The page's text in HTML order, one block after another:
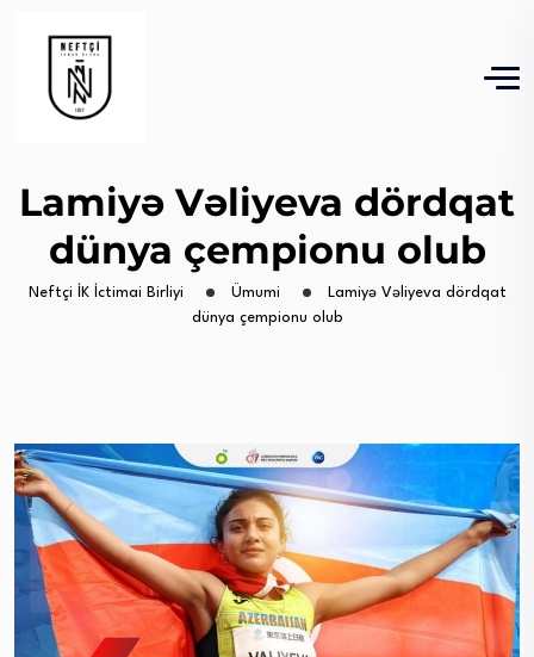
Lamiyə Vəliyeva dördqat
dünya çempionu olub
Neftçi İK İctimai Birliyi Ümumi
Lamiyə Vəliyeva dördqat
dünya çempionu olub